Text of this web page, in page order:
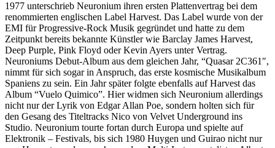
1977 unterschrieb Neuronium ihren ersten Plattenvertrag bei dem
renommierten englischen Label Harvest. Das Label wurde von der
EMI für Progressive-Rock Musik gegründet und hatte zu dem
Zeitpunkt bereits bekannte Künstler wie Barclay James Harvest,
Deep Purple, Pink Floyd oder Kevin Ayers unter Vertrag.
Neuroniums Debut-Album aus dem gleichen Jahr, “Quasar 2C361″,
nimmt für sich sogar in Anspruch, das erste kosmische Musikalbum
Spaniens zu sein. Ein Jahr später folgte ebenfalls auf Harvest das
Album “Vuelo Quimico”. Hier widmen sich Neuronium allerdings
nicht nur der Lyrik von Edgar Allan Poe, sondern holten sich für
den Gesang des Titeltracks Nico von Velvet Underground ins
Studio. Neuronium tourte fortan durch Europa und spielte auf
Elektronik – Festivals, bis sich 1980 Huygen und Guirao nicht nur